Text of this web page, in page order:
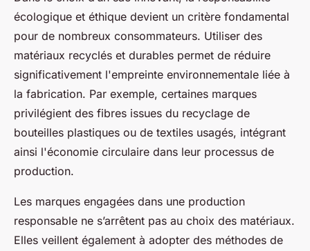
écologique et éthique devient un critère fondamental
pour de nombreux consommateurs. Utiliser des
matériaux recyclés et durables permet de réduire
significativement l'empreinte environnementale liée à
la fabrication. Par exemple, certaines marques
privilégient des fibres issues du recyclage de
bouteilles plastiques ou de textiles usagés, intégrant
ainsi l'économie circulaire dans leur processus de
production.
Les marques engagées dans une production
responsable ne s’arrêtent pas au choix des matériaux.
Elles veillent également à adopter des méthodes de